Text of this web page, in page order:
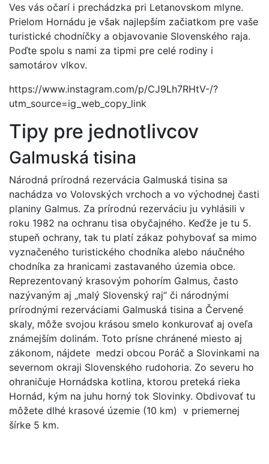
Ves vás očarí i prechádzka pri Letanovskom mlyne.
Prielom Hornádu je však najlepším začiatkom pre vaše
turistické chodníčky a objavovanie Slovenského raja.
Poďte spolu s nami za tipmi pre celé rodiny i
samotárov vlkov.
https://www.instagram.com/p/CJ9Lh7RHtV-/?
utm_source=ig_web_copy_link
Tipy pre jednotlivcov
Galmuská tisina
Národná prírodná rezervácia Galmuská tisina sa
nachádza vo Volovských vrchoch a vo východnej časti
planiny Galmus. Za prírodnú rezerváciu ju vyhlásili v
roku 1982 na ochranu tisa obyčajného. Keďže je tu 5.
stupeň ochrany, tak tu platí zákaz pohybovať sa mimo
vyznačeného turistického chodníka alebo náučného
chodníka za hranicami zastavaného územia obce.
Reprezentovaný krasovým pohorím Galmus, často
nazývaným aj „malý Slovenský raj“ či národnými
prírodnými rezerváciami Galmuská tisina a Červené
skaly, môže svojou krásou smelo konkurovať aj oveľa
známejším dolinám. Toto prísne chránené miesto aj
zákonom, nájdete medzi obcou Poráč a Slovinkami na
severnom okraji Slovenského rudohoria. Zo severu ho
ohraničuje Hornádska kotlina, ktorou preteká rieka
Hornád, kým na juhu horný tok Slovinky. Obdivovať tu
môžete dlhé krasové územie (10 km) v priemernej
šírke 5 km.